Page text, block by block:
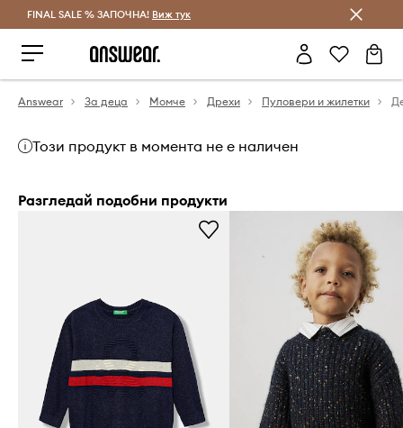
Спестявай с Answear Club
FINAL SALE % ЗАПОЧНА! Виж тук
Answear За деца Момче Дрехи Пуловери и жилетки
Този продукт в момента не е наличен
Разгледай подобни продукти